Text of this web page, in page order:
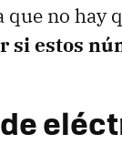
que no hay
si estos